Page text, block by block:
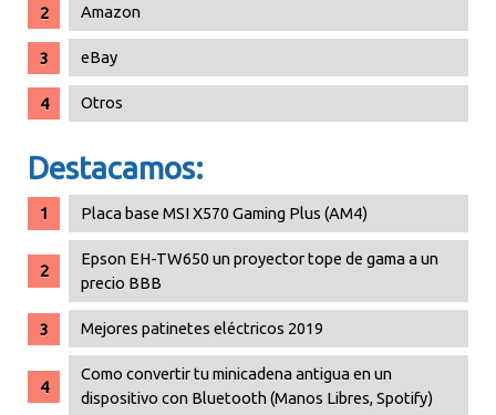
Amazon
eBay
Otros
Destacamos:
Placa base MSI X570 Gaming Plus (AM4)
Epson EH-TW650 un proyector tope de gama a un
precio BBB
Mejores patinetes eléctricos 2019
Como convertir tu minicadena antigua en un
dispositivo con Bluetooth (Manos Libres, Spotify)